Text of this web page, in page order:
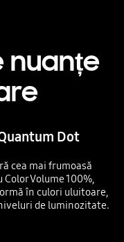
nuanțe
Dot
cea mai frumoasă
Volume 100%,
în culori uluitoare,
de luminozitate.